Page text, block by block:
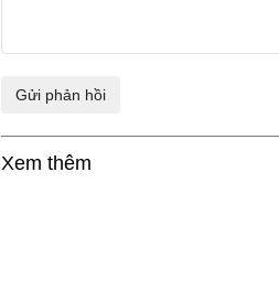
Xem thêm